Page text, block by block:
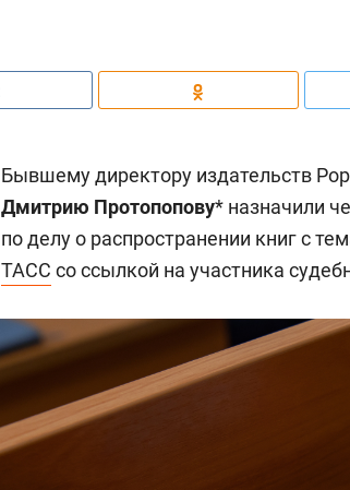
Бывшему директору издательств
Дмитрию Протопопову* назначили
по делу о распространении книг с
ТАСС со ссылкой на участника